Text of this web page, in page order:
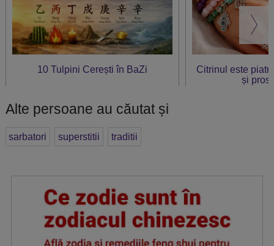
10 Tulpini Cerești în BaZi
Citrinul este
și
Alte persoane au căutat și
sarbatori superstitii traditii